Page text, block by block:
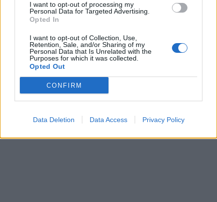
I want to opt-out of processing my
Personal Data for Targeted Advertising.
Opted In
I want to opt-out of Collection, Use,
Retention, Sale, and/or Sharing of my
Personal Data that Is Unrelated with the
Purposes for which it was collected.
Opted Out
CONFIRM
Data Deletion Data Access Privacy Policy